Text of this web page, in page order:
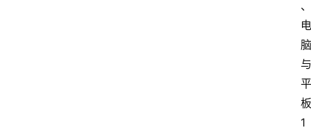
、
电
脑
与
平
板
1